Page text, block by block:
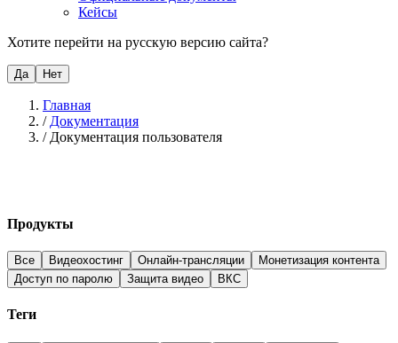
Кейсы
Хотите перейти на русскую версию сайта?
Да Нет
Главная
/ Документация
/ Документация пользователя
Продукты
Все Видеохостинг Онлайн-трансляции
Монетизация контента
Доступ по паролю
Защита видео ВКС
Теги